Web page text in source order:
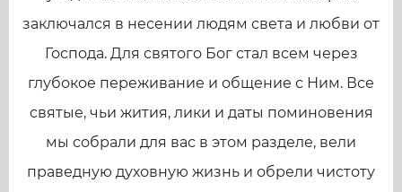
заключался в несении людям света и любви от
Господа. Для святого Бог стал всем через
глубокое переживание и общение с Ним. Все
святые, чьи жития, лики и даты поминовения
мы собрали для вас в этом разделе, вели
праведную духовную жизнь и обрели чистоту